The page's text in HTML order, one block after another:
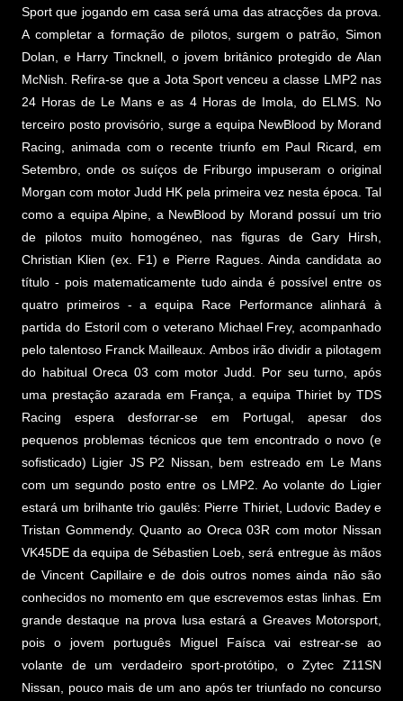
Sport que jogando em casa será uma das atracções da prova.
A completar a formação de pilotos, surgem o patrão, Simon
Dolan, e Harry Tincknell, o jovem britânico protegido de Alan
McNish. Refira-se que a Jota Sport venceu a classe LMP2 nas
24 Horas de Le Mans e as 4 Horas de Imola, do ELMS. No
terceiro posto provisório, surge a equipa NewBlood by Morand
Racing, animada com o recente triunfo em Paul Ricard, em
Setembro, onde os suíços de Friburgo impuseram o original
Morgan com motor Judd HK pela primeira vez nesta época. Tal
como a equipa Alpine, a NewBlood by Morand possuí um trio
de pilotos muito homogéneo, nas figuras de Gary Hirsh,
Christian Klien (ex. F1) e Pierre Ragues. Ainda candidata ao
título - pois matematicamente tudo ainda é possível entre os
quatro primeiros - a equipa Race Performance alinhará à
partida do Estoril com o veterano Michael Frey, acompanhado
pelo talentoso Franck Mailleaux. Ambos irão dividir a pilotagem
do habitual Oreca 03 com motor Judd. Por seu turno, após
uma prestação azarada em França, a equipa Thiriet by TDS
Racing espera desforrar-se em Portugal, apesar dos
pequenos problemas técnicos que tem encontrado o novo (e
sofisticado) Ligier JS P2 Nissan, bem estreado em Le Mans
com um segundo posto entre os LMP2. Ao volante do Ligier
estará um brilhante trio gaulês: Pierre Thiriet, Ludovic Badey e
Tristan Gommendy. Quanto ao Oreca 03R com motor Nissan
VK45DE da equipa de Sébastien Loeb, será entregue às mãos
de Vincent Capillaire e de dois outros nomes ainda não são
conhecidos no momento em que escrevemos estas linhas. Em
grande destaque na prova lusa estará a Greaves Motorsport,
pois o jovem português Miguel Faísca vai estrear-se ao
volante de um verdadeiro sport-protótipo, o Zytec Z11SN
Nissan, pouco mais de um ano após ter triunfado no concurso